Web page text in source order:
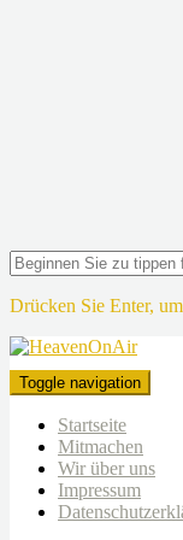
Drücken Sie Enter,
Toggle navigation
Startseite
Mitmachen
Wir über uns
Impressum